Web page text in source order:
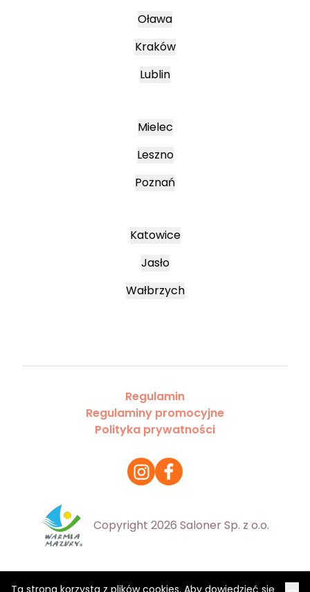
Ta strona korzysta z plików cookies. Aby dowiedzieć się
Oława
Kraków
Lublin
Mielec
Leszno
Poznań
Katowice
Jasło
Wałbrzych
Regulamin
Regulaminy promocyjne
Polityka prywatności
Copyright 2026 Saloner Sp. z o.o.